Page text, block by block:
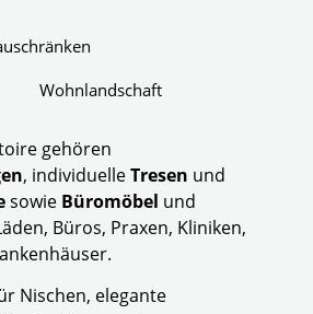
Wohnlandschaft
gehören
, individuelleTresen und
sowie Büromöbel und
Büros, Praxen, Kliniken,
Nischen, elegante